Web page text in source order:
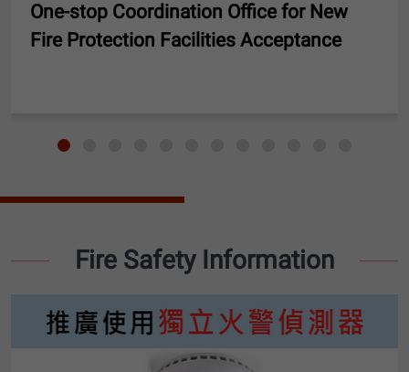
One-stop Coordination Office for New
Fire Protection Facilities Acceptance
Fire Safety Information